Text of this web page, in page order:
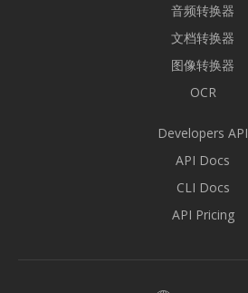
音频转换器
文档转换器
图像转换器
OCR
Developers API
API Docs
CLI Docs
API Pricing